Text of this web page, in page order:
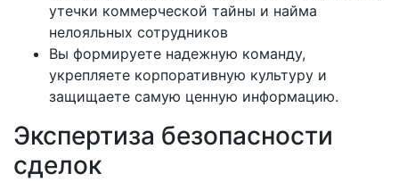
утечки коммерческой тайны и найма
нелояльных сотрудников
Вы формируете надежную команду,
укрепляете корпоративную культуру и
защищаете самую ценную информацию.
Экспертиза безопасности
сделок